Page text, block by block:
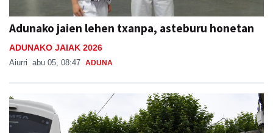
Adunako jaien lehen txanpa, asteburu honetan
ADUNAKO JAIAK 2026
Aiurri abu 05, 08:47 ADUNA